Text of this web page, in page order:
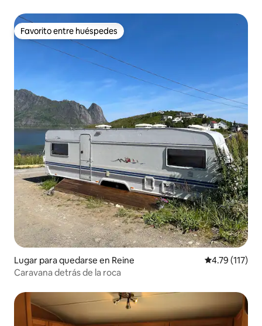
Favorito entre huéspedes
Favorito entre huéspedes
Lugar para quedarse en Reine Calificación
4.79 (117)
Caravana detrás de la roca